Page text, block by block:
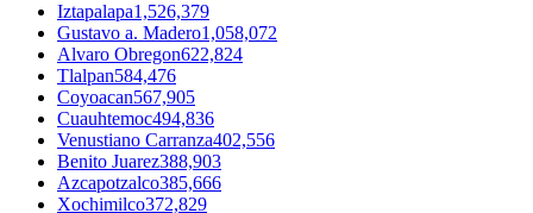
Iztapalapa1,526,379
Gustavo a. Madero1,058,072
Alvaro Obregon622,824
Tlalpan584,476
Coyoacan567,905
Cuauhtemoc494,836
Venustiano Carranza402,556
Benito Juarez388,903
Azcapotzalco385,666
Xochimilco372,829